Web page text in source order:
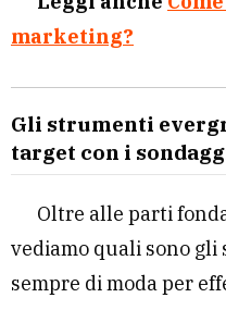
marketing?
Gli strumenti
target con i
Oltre alle parti
vediamo quali sono
sempre di moda per